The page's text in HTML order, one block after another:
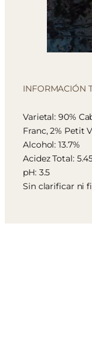
INFORMACIÓN
Varietal: 90%
Franc, 2% Petit
Alcohol: 13.7%
Acidez Total:
pH: 3.5
Sin clarificar ni